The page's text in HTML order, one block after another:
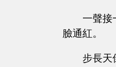
一聲接
臉通紅。
步長天